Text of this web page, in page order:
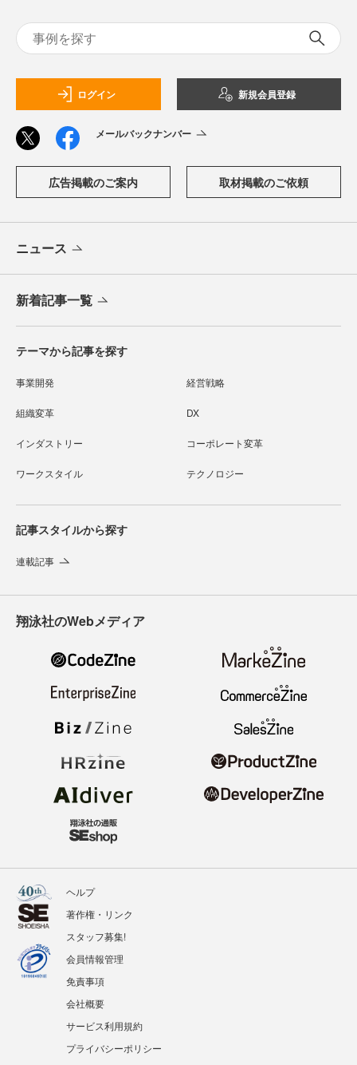
ログイン 新規会員登録
メールバックナンバー
広告掲載のご案内 取材掲載のご依頼
ニュース
新着記事一覧
テーマから記事を探す
事業開発 経営戦略
組織変革 DX
インダストリー コーポレート変革
ワークスタイル テクノロジー
記事スタイルから探す
連載記事
翔泳社のWebメディア
ヘルプ
著作権・リンク
スタッフ募集!
会員情報管理
免責事項
会社概要
サービス利用規約
プライバシーポリシー